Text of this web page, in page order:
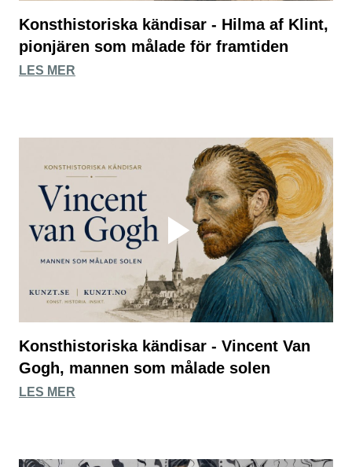
Konsthistoriska kändisar - Hilma af Klint,
pionjären som målade för framtiden
LES MER
Konsthistoriska kändisar - Vincent Van
Gogh, mannen som målade solen
LES MER